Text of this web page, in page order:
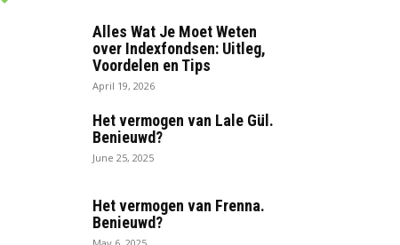
Alles Wat Je Moet Weten
over Indexfondsen: Uitleg,
Voordelen en Tips
April 19, 2026
Het vermogen van Lale Gül.
Benieuwd?
June 25, 2025
Het vermogen van Frenna.
Benieuwd?